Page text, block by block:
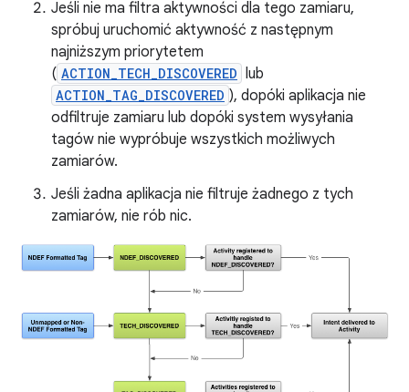
Jeśli nie ma filtra aktywności dla tego zamiaru,
spróbuj uruchomić aktywność z następnym
najniższym priorytetem
( ACTION_TECH_DISCOVERED lub
ACTION_TAG_DISCOVERED ), dopóki aplikacja nie
odfiltruje zamiaru lub dopóki system wysyłania
tagów nie wypróbuje wszystkich możliwych
zamiarów.
Jeśli żadna aplikacja nie filtruje żadnego z tych
zamiarów, nie rób nic.